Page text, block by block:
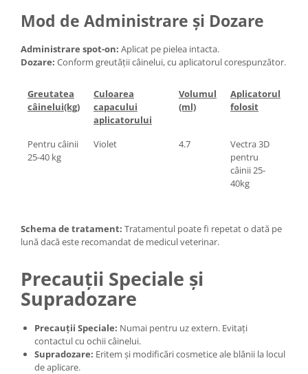
Mod de Administrare și Dozare
Administrare spot-on: Aplicat pe pielea intacta.
Dozare: Conform greutății câinelui, cu aplicatorul corespunzător.
Greutatea
câinelui(kg)
Culoarea
capacului
aplicatorului
Volumul
(ml)
Aplicatorul
folosit
Pentru câinii
25-40 kg
Violet 4.7
Vectra 3D
pentru
câinii 25-
40kg
Schema de tratament: Tratamentul poate fi repetat o dată pe
lună dacă este recomandat de medicul veterinar.
Precauții Speciale și
Supradozare
Precauții Speciale: Numai pentru uz extern. Evitați
contactul cu ochii câinelui.
Supradozare: Eritem și modificări cosmetice ale blănii la locul
de aplicare.